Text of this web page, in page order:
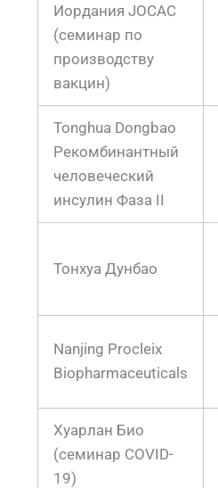
Иордания JOCAC
(семинар по
производству
вакцин)
Tonghua Dongbao
Рекомбинантный
человеческий
инсулин Фаза II
Тонхуа Дунбао
Nanjing Procleix
Biopharmaceuticals
Хуарлан Био
(семинар COVID-
19)